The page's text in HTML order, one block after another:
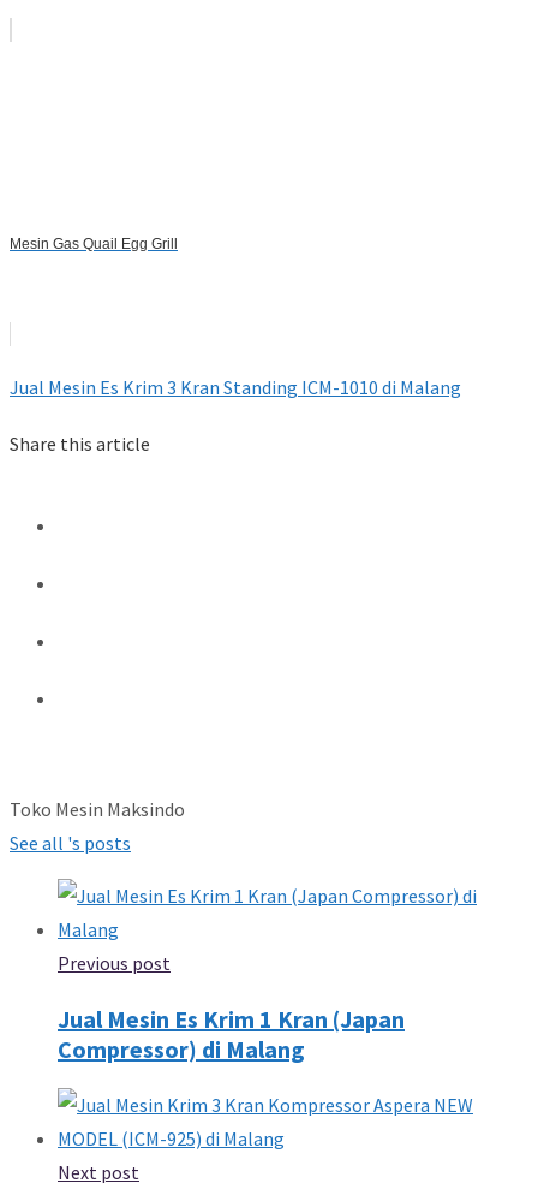
Mesin Gas Quail Egg Grill
Jual Mesin Es Krim 3 Kran Standing ICM-1010 di Malang
Share this article
Toko Mesin Maksindo
See all 's posts
Previous post
Jual Mesin Es Krim 1 Kran (Japan
Compressor) di Malang
Next post